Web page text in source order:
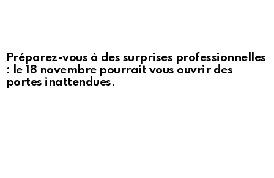
Préparez-vous à des surprises professionnelles
: le 18 novembre pourrait vous ouvrir des
portes inattendues.